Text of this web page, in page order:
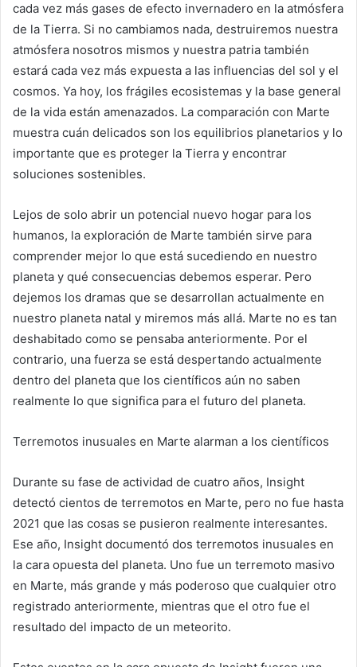
cada vez más gases de efecto invernadero en la atmósfera
de la Tierra. Si no cambiamos nada, destruiremos nuestra
atmósfera nosotros mismos y nuestra patria también
estará cada vez más expuesta a las influencias del sol y el
cosmos. Ya hoy, los frágiles ecosistemas y la base general
de la vida están amenazados. La comparación con Marte
muestra cuán delicados son los equilibrios planetarios y lo
importante que es proteger la Tierra y encontrar
soluciones sostenibles.
Lejos de solo abrir un potencial nuevo hogar para los
humanos, la exploración de Marte también sirve para
comprender mejor lo que está sucediendo en nuestro
planeta y qué consecuencias debemos esperar. Pero
dejemos los dramas que se desarrollan actualmente en
nuestro planeta natal y miremos más allá. Marte no es tan
deshabitado como se pensaba anteriormente. Por el
contrario, una fuerza se está despertando actualmente
dentro del planeta que los científicos aún no saben
realmente lo que significa para el futuro del planeta.
Terremotos inusuales en Marte alarman a los científicos
Durante su fase de actividad de cuatro años, Insight
detectó cientos de terremotos en Marte, pero no fue hasta
2021 que las cosas se pusieron realmente interesantes.
Ese año, Insight documentó dos terremotos inusuales en
la cara opuesta del planeta. Uno fue un terremoto masivo
en Marte, más grande y más poderoso que cualquier otro
registrado anteriormente, mientras que el otro fue el
resultado del impacto de un meteorito.